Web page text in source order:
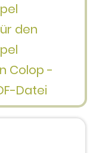
den
Colop -
Datei